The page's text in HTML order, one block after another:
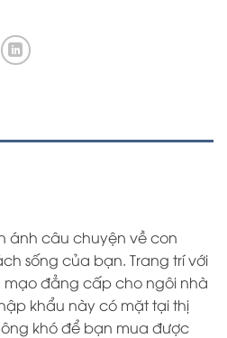
ánh câu chuyện về con
sống của bạn. Trang trí với
đẳng cấp cho ngôi nhà
khẩu này có mặt tại thị
khó để bạn mua được